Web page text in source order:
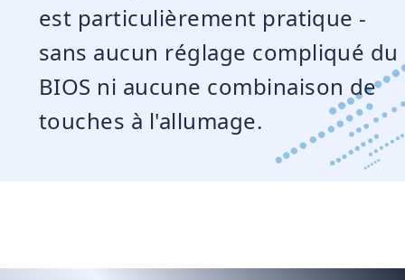
est particulièrement pratique -
sans aucun réglage compliqué du
BIOS ni aucune combinaison de
touches à l'allumage.